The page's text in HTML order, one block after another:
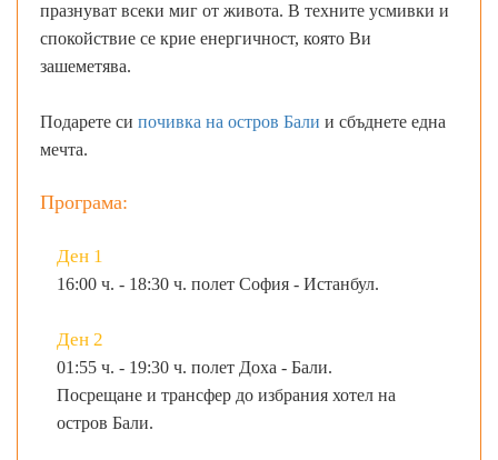
празнуват всеки миг от живота. В техните усмивки и
спокойствие се крие енергичност, която Ви
зашеметява.
Подарете си почивка на остров Бали и сбъднете една
мечта.
Програма:
Ден 1
16:00 ч. - 18:30 ч. полет София - Истанбул.
Ден 2
01:55 ч. - 19:30 ч. полет Доха - Бали.
Посрещане и трансфер до избрания хотел на
остров Бали.